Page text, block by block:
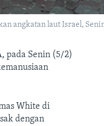
angkatan laut Israel,
pada Senin (5/2)
White di
dengan